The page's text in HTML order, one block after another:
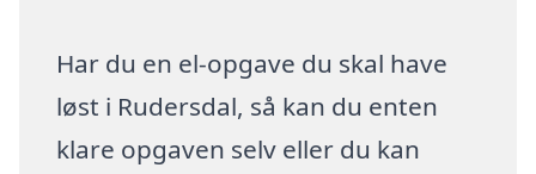
Har du en el-opgave du skal have
løst i Rudersdal, så kan du enten
klare opgaven selv eller du kan